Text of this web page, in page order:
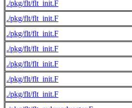
./pkg/flt/flt_init.F
./pkg/flt/flt_init.F
./pkg/flt/flt_init.F
./pkg/flt/flt_init.F
./pkg/flt/flt_init.F
./pkg/flt/flt_init.F
./pkg/flt/flt_init.F